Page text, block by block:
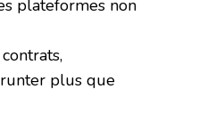
plateformes non
plus que